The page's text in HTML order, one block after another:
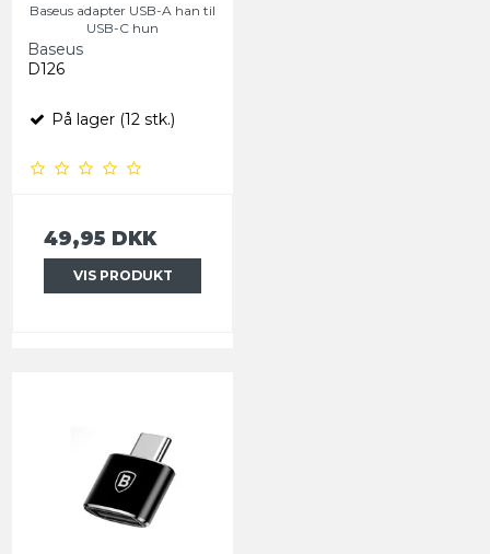
Baseus adapter USB-A han til
USB-C hun
Baseus
D126
På lager (12 stk.)
49,95 DKK
VIS PRODUKT